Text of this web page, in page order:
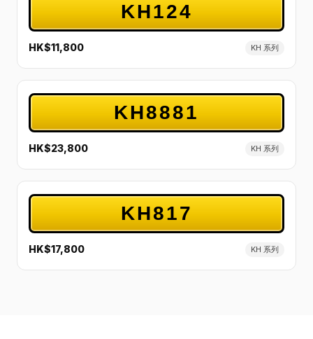
KH124
HK$11,800 KH 系列
KH8881
HK$23,800 KH 系列
KH817
HK$17,800 KH 系列